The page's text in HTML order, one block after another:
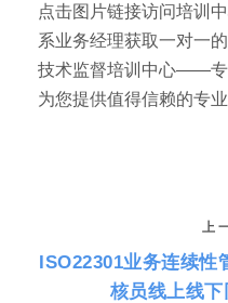
点击图片链接访问培训
系业务经理获取一对一
技术监督培训中心——专
为您提供值得信赖的专业
上
ISO22301业务连续性
核员线上线